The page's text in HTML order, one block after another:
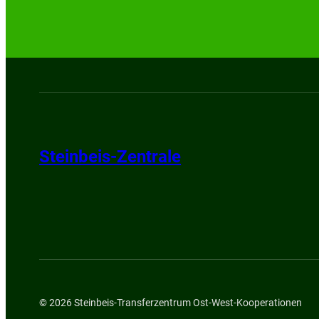
Steinbeis-Zentrale
© 2026 Steinbeis-Transferzentrum Ost-West-Kooperationen